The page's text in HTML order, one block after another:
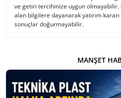
ve getiri tercihinize uygun olmayabilir.
alan bilgilere dayanarak yatırım
sonuçlar doğurmayabilir.
MANŞET